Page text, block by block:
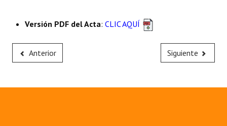
Versión PDF del Acta: CLIC AQUÍ
Anterior Siguiente